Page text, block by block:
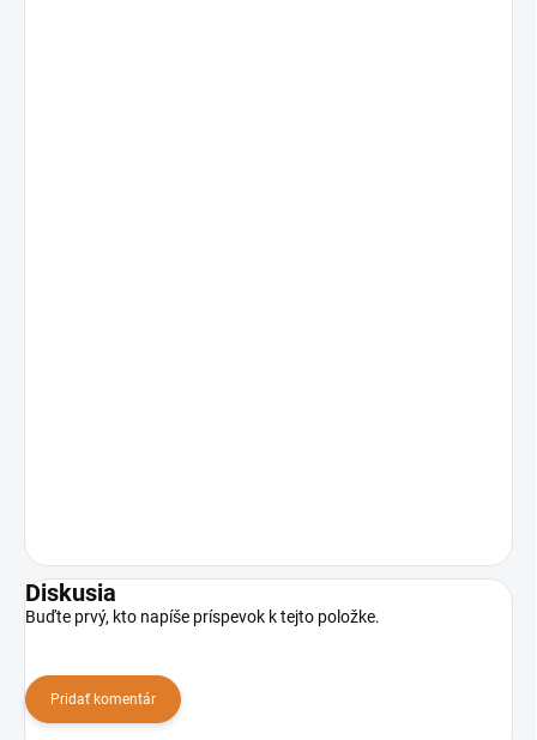
Diskusia
Buďte prvý, kto napíše príspevok k tejto položke.
Pridať komentár